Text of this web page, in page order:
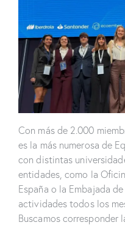
Con más de 2.000
es la más numerosa de
con distintas
entidades, como la
España o la Embajada
actividades todos los
Buscamos corresponder